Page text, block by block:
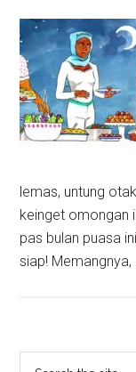
lemas, untung
keinget omongan
pas bulan puasa
siap! Memangnya,